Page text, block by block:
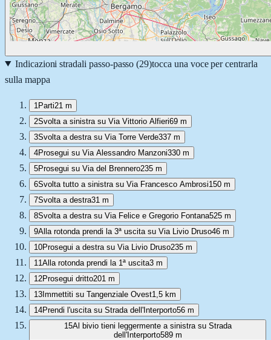
Indicazioni stradali passo-passo (29)tocca una voce per centrarla
sulla mappa
1 Parti21 m
2Svolta a sinistra su Via Vittorio Alfieri69 m
3Svolta a destra su Via Torre Verde337 m
4Prosegui su Via Alessandro Manzoni330 m
5Prosegui su Via del Brennero235 m
6Svolta tutto a sinistra su Via Francesco Ambrosi150 m
7Svolta a destra31 m
8Svolta a destra su Via Felice e Gregorio Fontana525 m
9Alla rotonda prendi la 3ª uscita su Via Livio Druso46 m
10Prosegui a destra su Via Livio Druso235 m
11Alla rotonda prendi la 1ª uscita3 m
12Prosegui dritto201 m
13Immettiti su Tangenziale Ovest1,5 km
14Prendi l'uscita su Strada dell'Interporto56 m
15Al bivio tieni leggermente a sinistra su Strada
dell'Interporto589 m